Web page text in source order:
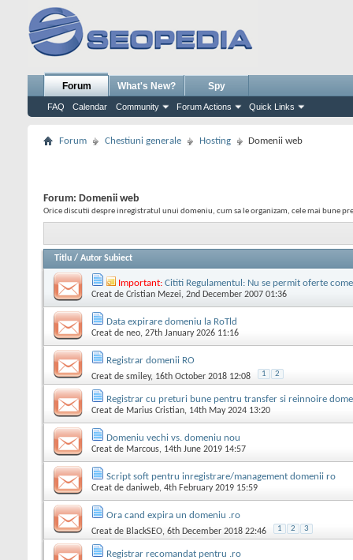
Forum
FAQ Calendar Community Forum Actions Quick Links
What's New? Spy
Forum Chestiuni generale Hosting Domenii web
Forum: Domenii web
Orice discutii despre inregistratul unui domeniu, cum sa le organizam, cele mai bune
Titlu / Autor Subiect
Important: Cititi Regulamentul: Nu se permit oferte
Creat de Cristian Mezei, 2nd December 2007 01:36
Data expirare domeniu la RoTld
Creat de neo, 27th January 2026 11:16
Registrar domenii RO
Creat de smiley, 16th October 2018 12:08 1 2
Registrar cu preturi bune pentru transfer si reinnoire
Creat de Marius Cristian, 14th May 2024 13:20
Domeniu vechi vs. domeniu nou
Creat de Marcous, 14th June 2019 14:57
Script soft pentru inregistrare/management domenii ro
Creat de daniweb, 4th February 2019 15:59
Ora cand expira un domeniu .ro
Creat de BlackSEO, 6th December 2018 22:46 1 2 3
Registrar recomandat pentru .ro